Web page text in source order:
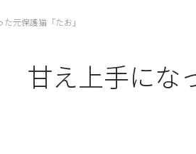
元保護猫「たお」
甘え上手にな